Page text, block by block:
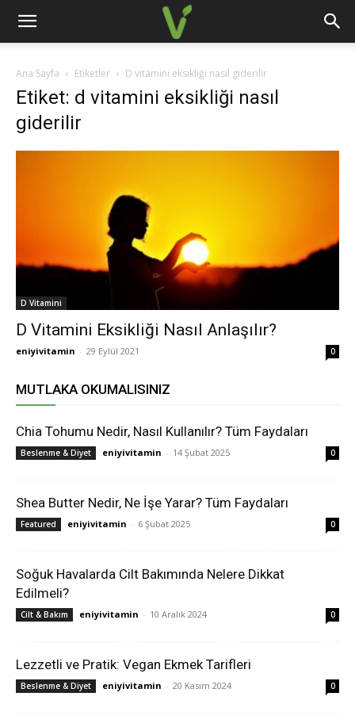
Ana Sayfa Etiketler D vitamini eksikliği nasıl giderilir
Etiket: d vitamini eksikliği nasıl
giderilir
D Vitamini
D Vitamini Eksikliği Nasıl Anlaşılır?
eniyivitamin - 29 Eylül 2021 0
MUTLAKA OKUMALISINIZ
Chia Tohumu Nedir, Nasıl Kullanılır? Tüm Faydaları
Beslenme & Diyet eniyivitamin - 14 Şubat 2025 0
Shea Butter Nedir, Ne İşe Yarar? Tüm Faydaları
Featured eniyivitamin - 6 Şubat 2025 0
Soğuk Havalarda Cilt Bakımında Nelere Dikkat
Edilmeli?
Cilt & Bakım eniyivitamin - 10 Aralık 2024 0
Lezzetli ve Pratik: Vegan Ekmek Tarifleri
Beslenme & Diyet eniyivitamin - 20 Kasım 2024 0